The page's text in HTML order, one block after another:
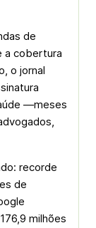
de
a cobertura
o jornal
—meses
recorde
de
milhões